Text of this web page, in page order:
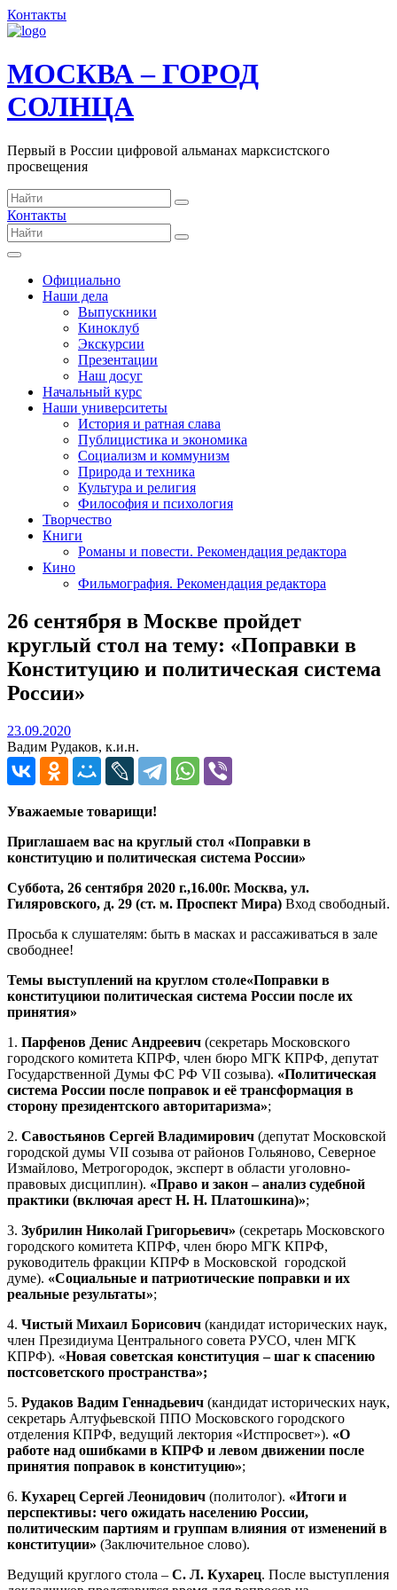
Контакты
МОСКВА – ГОРОД
СОЛНЦА
Первый в России цифровой альманах марксистского
просвещения
Контакты
Официально
Наши дела
Выпускники
Киноклуб
Экскурсии
Презентации
Наш досуг
Начальный курс
Наши университеты
История и ратная слава
Публицистика и экономика
Социализм и коммунизм
Природа и техника
Культура и религия
Философия и психология
Творчество
Книги
Романы и повести. Рекомендация редактора
Кино
Фильмография. Рекомендация редактора
26 сентября в Москве пройдет
круглый стол на тему: «Поправки в
Конституцию и политическая система
России»
23.09.202023.09.2020
Вадим Рудаков, к.и.н.
Уважаемые товарищи!
Приглашаем вас на круглый стол «Поправки в
конституцию и политическая система России»
Суббота, 26 сентября 2020 г.,16.00г. Москва, ул.
Гиляровского, д. 29 (ст. м. Проспект Мира) Вход свободный.
Просьба к слушателям: быть в масках и рассаживаться в зале
свободнее!
Темы выступлений на круглом столе«Поправки в
конституциюи политическая система России после их
принятия»
1. Парфенов Денис Андреевич (секретарь Московского
городского комитета КПРФ, член бюро МГК КПРФ, депутат
Государственной Думы ФС РФ VII созыва). «Политическая
система России после поправок и её трансформация в
сторону президентского авторитаризма»;
2. Савостьянов Сергей Владимирович (депутат Московской
городской думы VII созыва от районов Гольяново, Северное
Измайлово, Метрогородок, эксперт в области уголовно-
правовых дисциплин). «Право и закон – анализ судебной
практики (включая арест Н. Н. Платошкина)»;
3. Зубрилин Николай Григорьевич» (секретарь Московского
городского комитета КПРФ, член бюро МГК КПРФ,
руководитель фракции КПРФ в Московской городской
думе). «Социальные и патриотические поправки и их
реальные результаты»;
4. Чистый Михаил Борисович (кандидат исторических наук,
член Президиума Центрального cовета РУСО, член МГК
КПРФ). «Новая советская конституция – шаг к спасению
постсоветского пространства»;
5. Рудаков Вадим Геннадьевич (кандидат исторических наук,
секретарь Алтуфьевской ППО Московского городского
отделения КПРФ, ведущий лектория «Истпросвет»). «О
работе над ошибками в КПРФ и левом движении после
принятия поправок в конституцию»;
6. Кухарец Сергей Леонидович (политолог). «Итоги и
перспективы: чего ожидать населению России,
политическим партиям и группам влияния от изменений в
конституции» (Заключительное слово).
Ведущий круглого стола – С. Л. Кухарец. После выступления